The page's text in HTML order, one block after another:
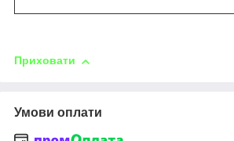
Приховати
Умови оплати